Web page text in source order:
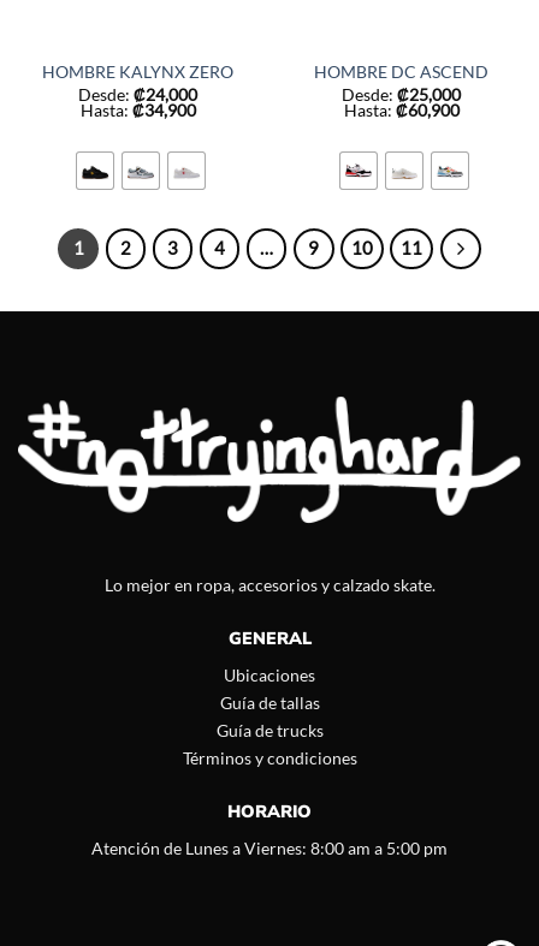
HOMBRE KALYNX ZERO
Desde: ₡24,000
Hasta: ₡34,900
HOMBRE DC ASCEND
Desde: ₡25,000
Hasta: ₡60,900
1 2 3 4 … 9 10 11
Lo mejor en ropa, accesorios y calzado skate.
GENERAL
Ubicaciones
Guía de tallas
Guía de trucks
Términos y condiciones
HORARIO
Atención de Lunes a Viernes: 8:00 am a 5:00 pm